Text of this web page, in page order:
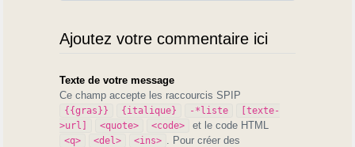
Ajoutez votre commentaire ici
Texte de votre message
Ce champ accepte les raccourcis SPIP
{{gras}} {italique} -*liste
[texte-
>url]
<quote> <code> et le code HTML
<q> <del> <ins>
. Pour créer des